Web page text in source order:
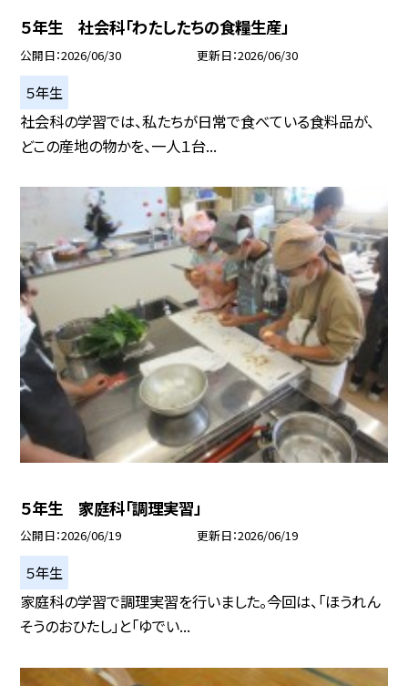
５年生 社会科「わたしたちの食糧生産」
公開日 2026/06/30 更新日 2026/06/30
５年生
社会科の学習では、私たちが日常で食べている食料品が、
どこの産地の物かを、一人１台...
５年生 家庭科「調理実習」
公開日 2026/06/19 更新日 2026/06/19
５年生
家庭科の学習で調理実習を行いました。今回は、「ほうれん
そうのおひたし」と「ゆでい...